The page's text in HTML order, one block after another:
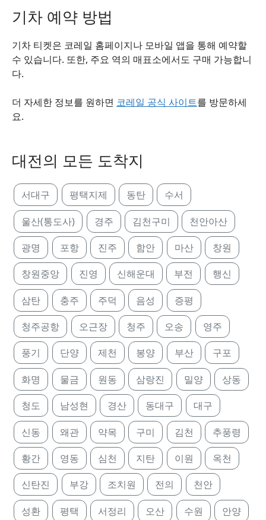
기차 예약 방법
기차 티켓은 코레일 홈페이지나 모바일 앱을 통해 예약할
수 있습니다. 또한, 주요 역의 매표소에서도 구매 가능합니
다.
더 자세한 정보를 원하면 코레일 공식 사이트를 방문하세
요.
대전의 모든 도착지
서대구 평택지제 동탄 수서
울산(통도사) 경주 김천구미 천안아산
광명 포항 진주 함안 마산 창원
창원중앙 진영 신해운대 부전 행신
삼탄 충주 주덕 음성 증평
청주공항 오근장 청주 오송 영주
풍기 단양 제천 봉양 부산 구포
화명 물금 원동 삼랑진 밀양 상동
청도 남성현 경산 동대구 대구
신동 왜관 약목 구미 김천 추풍령
황간 영동 심천 지탄 이원 옥천
신탄진 부강 조치원 전의 천안
성환 평택 서정리 오산 수원 안양